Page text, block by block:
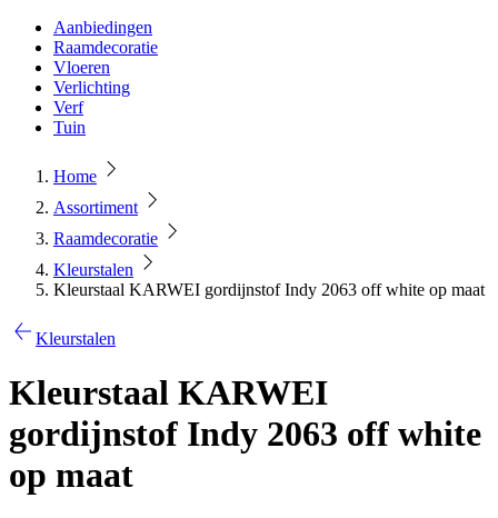
Aanbiedingen
Raamdecoratie
Vloeren
Verlichting
Verf
Tuin
Home
Assortiment
Raamdecoratie
Kleurstalen
Kleurstaal KARWEI gordijnstof Indy 2063 off white op maat
Kleurstalen
Kleurstaal KARWEI
gordijnstof Indy 2063 off white
op maat